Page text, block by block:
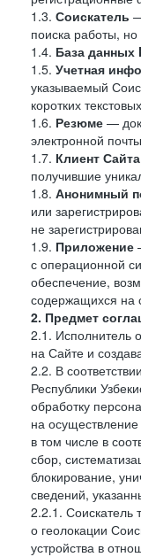
1.3. Соискатель
поиска работы,
1.4. База данных
1.5. Учетная
указываемый
коротких
1.6. Резюме —
электронной
1.7. Клиент Сайта
получившие
1.8. Анонимный
или
не
1.9. Приложение
с операционной
обеспечение,
содержащихся на
2. Предмет
2.1. Исполнитель
на Сайте и
2.2. В
Республики
обработку
на
в том числе в
сбор,
блокирование,
сведений,
2.2.1. Соискатель
о геолокации
устройства в